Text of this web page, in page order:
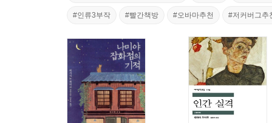
#인류3부작 #빨간책방 #오바마추천 #저커버그추